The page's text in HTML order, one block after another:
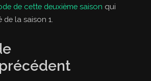
de cette deuxième saison qui
la saison 1.